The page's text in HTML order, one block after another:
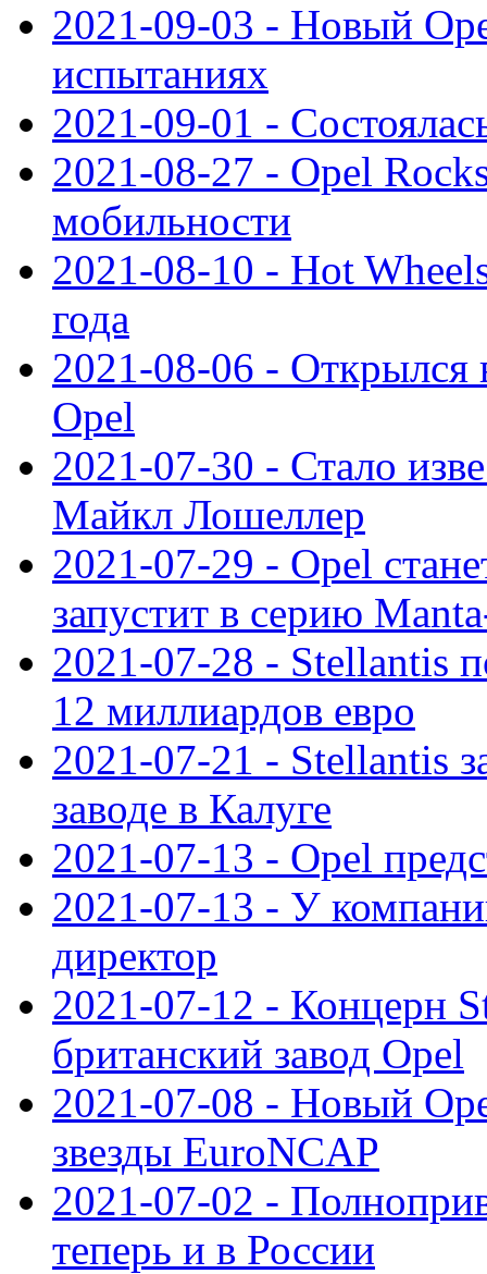
2021-09-03 - Новый
испытаниях
2021-09-01 -
2021-08-27 - Opel
мобильности
2021-08-10 - Hot
года
2021-08-06 - Открылся
Opel
2021-07-30 - Стало
Майкл Лошеллер
2021-07-29 - Opel
запустит в серию
2021-07-28 - Stellantis
12 миллиардов евро
2021-07-21 - Stellantis
заводе в Калуге
2021-07-13 - Opel
2021-07-13 - У
директор
2021-07-12 - Концерн
британский завод Opel
2021-07-08 - Новый
звезды EuroNCAP
2021-07-02 -
теперь и в России